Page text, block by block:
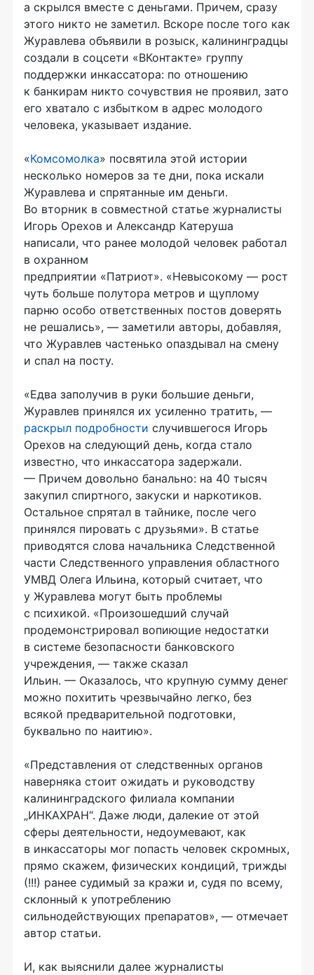
а скрылся вместе с деньгами. Причем, сразу
этого никто не заметил. Вскоре после того как
Журавлева объявили в розыск, калининградцы
создали в соцсети «ВКонтакте» группу
поддержки инкассатора: по отношению
к банкирам никто сочувствия не проявил, зато
его хватало с избытком в адрес молодого
человека, указывает издание.
«Комсомолка» посвятила этой истории
несколько номеров за те дни, пока искали
Журавлева и спрятанные им деньги.
Во вторник в совместной статье журналисты
Игорь Орехов и Александр Катеруша
написали, что ранее молодой человек работал
в охранном
предприятии «Патриот». «Невысокому — рост
чуть больше полутора метров и щуплому
парню особо ответственных постов доверять
не решались», — заметили авторы, добавляя,
что Журавлев частенько опаздывал на смену
и спал на посту.
«Едва заполучив в руки большие деньги,
Журавлев принялся их усиленно тратить, —
раскрыл подробности случившегося Игорь
Орехов на следующий день, когда стало
известно, что инкассатора задержали.
— Причем довольно банально: на 40 тысяч
закупил спиртного, закуски и наркотиков.
Остальное спрятал в тайнике, после чего
принялся пировать с друзьями». В статье
приводятся слова начальника Следственной
части Следственного управления областного
УМВД Олега Ильина, который считает, что
у Журавлева могут быть проблемы
с психикой. «Произошедший случай
продемонстрировал вопиющие недостатки
в системе безопасности банковского
учреждения, — также сказал
Ильин. — Оказалось, что крупную сумму денег
можно похитить чрезвычайно легко, без
всякой предварительной подготовки,
буквально по наитию».
«Представления от следственных органов
наверняка стоит ожидать и руководству
калининградского филиала компании
„ИНКАХРАН“. Даже люди, далекие от этой
сферы деятельности, недоумевают, как
в инкассаторы мог попасть человек скромных,
прямо скажем, физических кондиций, трижды
(!!!) ранее судимый за кражи и, судя по всему,
склонный к употреблению
сильнодействующих препаратов», — отмечает
автор статьи.
И, как выяснили далее журналисты